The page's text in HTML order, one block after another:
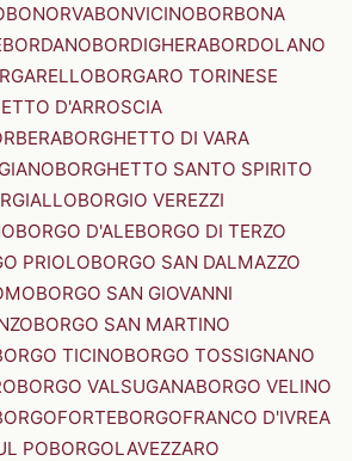
BONORVABONVICINOBORBONA
BORDANOBORDIGHERABORDOLANO
BORGARO TORINESE
D'ARROSCIA
BORGHETTO DI VARA
BORGHETTO SANTO SPIRITO
BORGIO VEREZZI
BORGO D'ALEBORGO DI TERZO
PRIOLOBORGO SAN DALMAZZO
BORGO SAN GIOVANNI
BORGO SAN MARTINO
TICINOBORGO TOSSIGNANO
BORGO VALSUGANABORGO VELINO
BORGOFRANCO D'IVREA
POBORGOLAVEZZARO